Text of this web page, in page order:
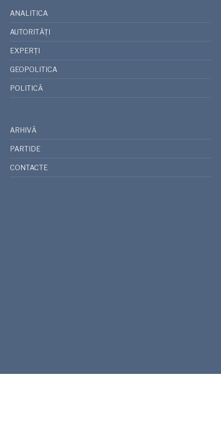
ANALITICA
AUTORITĂȚI
EXPERȚI
GEOPOLITICA
POLITICĂ
ARHIVĂ
PARTIDE
CONTACTE